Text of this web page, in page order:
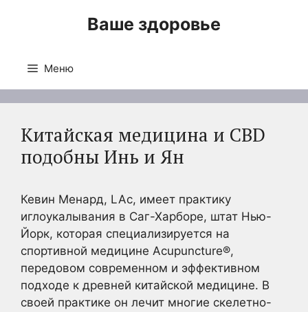
Ваше здоровье
Меню
Китайская медицина и CBD
подобны Инь и Ян
Кевин Менард, LAc, имеет практику
иглоукалывания в Саг-Харборе, штат Нью-
Йорк, которая специализируется на
спортивной медицине Acupuncture®,
передовом современном и эффективном
подходе к древней китайской медицине. В
своей практике он лечит многие скелетно-